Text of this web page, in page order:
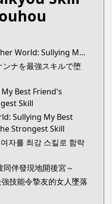
series/4d29be95055a4
56098
manga/https://
series/isekai-ntr-
series/278894/list
synonyms:NTR in Another World: Sullying My Best Friend's Women With the Strongest Skill
ナを最強スキルで堕
Best Friend's
Skill
Sullying My Best
Strongest Skill
자를 최강 스킬로 함락
伴發現地開後宮～
技能令摯友的女人墜落